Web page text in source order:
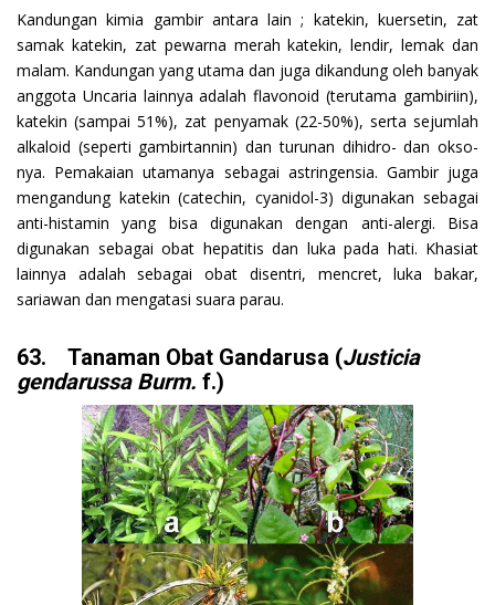
Kandungan kimia gambir antara lain ; katekin, kuersetin, zat
samak katekin, zat pewarna merah katekin, lendir, lemak dan
malam. Kandungan yang utama dan juga dikandung oleh banyak
anggota Uncaria lainnya adalah flavonoid (terutama gambiriin),
katekin (sampai 51%), zat penyamak (22-50%), serta sejumlah
alkaloid (seperti gambirtannin) dan turunan dihidro- dan okso-
nya. Pemakaian utamanya sebagai astringensia. Gambir juga
mengandung katekin (catechin, cyanidol-3) digunakan sebagai
anti-histamin yang bisa digunakan dengan anti-alergi. Bisa
digunakan sebagai obat hepatitis dan luka pada hati. Khasiat
lainnya adalah sebagai obat disentri, mencret, luka bakar,
sariawan dan mengatasi suara parau.
63. Tanaman Obat Gandarusa (Justicia
gendarussa Burm. f.)